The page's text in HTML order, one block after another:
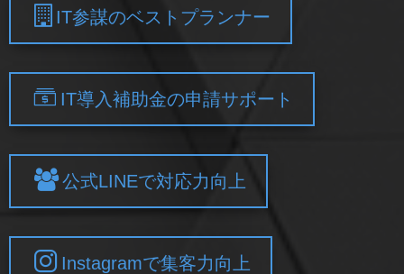
IT参謀のベストプランナー
IT導入補助金の申請サポート
公式LINEで対応力向上
Instagramで集客力向上